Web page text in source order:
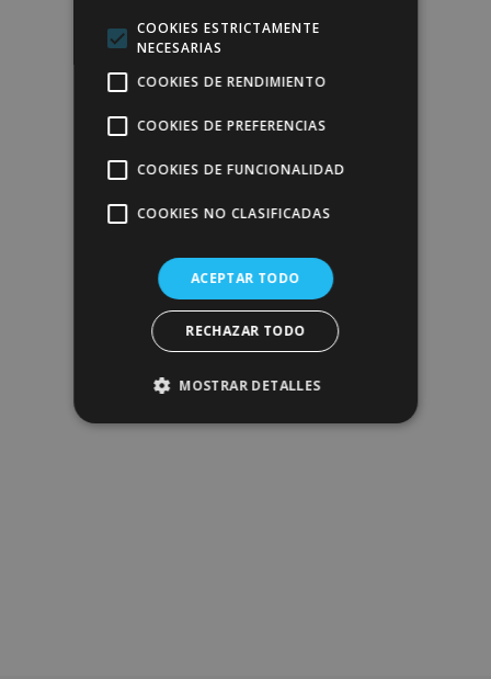
COOKIES ESTRICTAMENTE
NECESARIAS
COOKIES DE RENDIMIENTO
COOKIES DE PREFERENCIAS
COOKIES DE FUNCIONALIDAD
COOKIES NO CLASIFICADAS
ACEPTAR TODO
RECHAZAR TODO
MOSTRAR DETALLES